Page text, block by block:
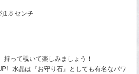
センチ
って覗いて楽しみましょう！
水晶は『お守り石』としても有名なパワ